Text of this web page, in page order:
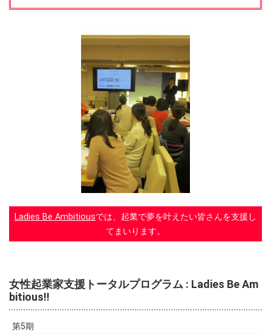
Ladies Be Ambitiousでは、起業で夢を叶えたい皆さんを支援し
てまいります。
女性起業家支援トータルプログラム : Ladies Be Am
bitious!!
第5期